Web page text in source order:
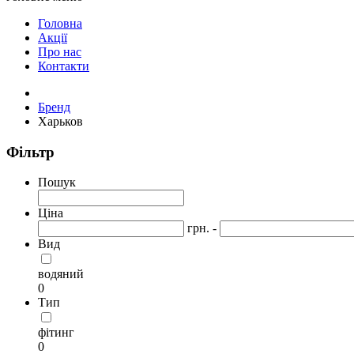
Головна
Акції
Про нас
Контакти
Бренд
Харьков
Фільтр
Пошук
Ціна
грн. -
Вид
водяний
0
Тип
фітинг
0